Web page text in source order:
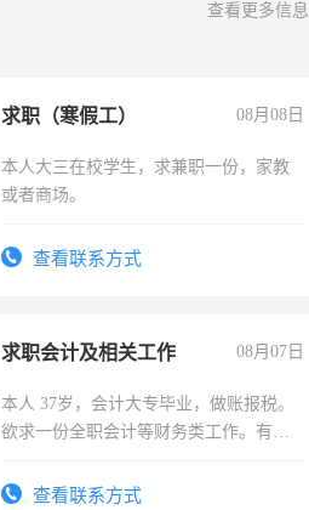
查看更多信息
求职（寒假工） 08月08日
本人大三在校学生，求兼职一份，家教
或者商场。
查看联系方式
求职会计及相关工作 08月07日
本人 37岁，会计大专毕业，做账报税。
欲求一份全职会计等财务类工作。有会
查看联系方式